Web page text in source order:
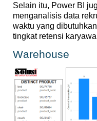
Selain itu, Power BI
menganalisis data
waktu yang dibutuhkan
tingkat retensi
Warehouse